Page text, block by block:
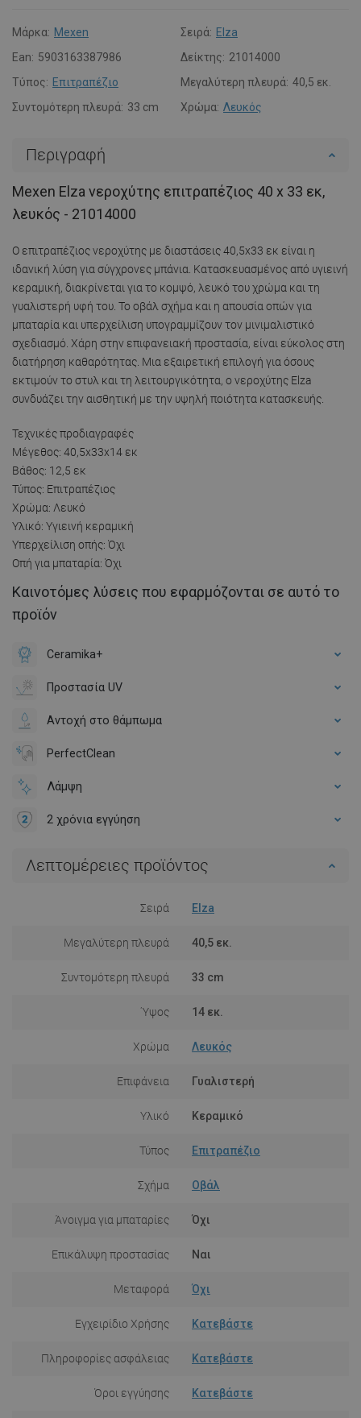
Μάρκα: Mexen Σειρά: Elza
Ean: 5903163387986 Δείκτης: 21014000
Τύπος: Επιτραπέζιο Μεγαλύτερη πλευρά: 40,5 εκ.
Συντομότερη πλευρά: 33 cm Χρώμα: Λευκός
Περιγραφή
Mexen Elza νεροχύτης επιτραπέζιος 40 x 33 εκ,
λευκός - 21014000
Ο επιτραπέζιος νεροχύτης με διαστάσεις 40,5x33 εκ είναι η
ιδανική λύση για σύγχρονες μπάνια. Κατασκευασμένος από υγιεινή
κεραμική, διακρίνεται για το κομψό, λευκό του χρώμα και τη
γυαλιστερή υφή του. Το οβάλ σχήμα και η απουσία οπών για
μπαταρία και υπερχείλιση υπογραμμίζουν τον μινιμαλιστικό
σχεδιασμό. Χάρη στην επιφανειακή προστασία, είναι εύκολος στη
διατήρηση καθαρότητας. Μια εξαιρετική επιλογή για όσους
εκτιμούν το στυλ και τη λειτουργικότητα, ο νεροχύτης Elza
συνδυάζει την αισθητική με την υψηλή ποιότητα κατασκευής.
Τεχνικές προδιαγραφές
Μέγεθος: 40,5x33x14 εκ
Βάθος: 12,5 εκ
Τύπος: Επιτραπέζιος
Χρώμα: Λευκό
Υλικό: Υγιεινή κεραμική
Υπερχείλιση οπής: Όχι
Οπή για μπαταρία: Όχι
Καινοτόμες λύσεις που εφαρμόζονται σε αυτό το
προϊόν
Ceramika+
Προστασία UV
Αντοχή στο θάμπωμα
PerfectClean
Λάμψη
2 χρόνια εγγύηση
Λεπτομέρειες προϊόντος
Σειρά Elza
Μεγαλύτερη πλευρά 40,5 εκ.
Συντομότερη πλευρά 33 cm
Ύψος 14 εκ.
Χρώμα Λευκός
Επιφάνεια Γυαλιστερή
Υλικό Κεραμικό
Τύπος Επιτραπέζιο
Σχήμα Οβάλ
Άνοιγμα για μπαταρίες Όχι
Επικάλυψη προστασίας Ναι
Μεταφορά Όχι
Εγχειρίδιο Χρήσης Κατεβάστε
Πληροφορίες ασφάλειας Κατεβάστε
Όροι εγγύησης Κατεβάστε